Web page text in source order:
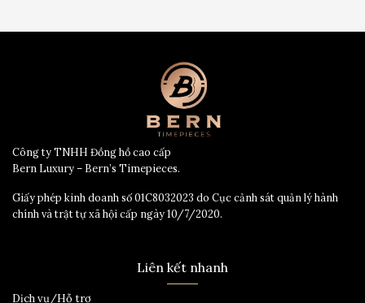
Công ty TNHH Đồng hồ cao cấp
Bern Luxury – Bern’s Timepieces.
Giấy phép kinh doanh số 01C8032023 do Cục cảnh sát quản lý hành
chính và trật tự xã hội cấp ngày 10/7/2020.
Liên kết nhanh
Dịch vụ/Hỗ trợ